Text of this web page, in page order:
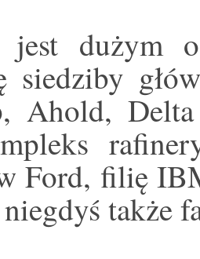
jest dużym
siedziby
Ahold,
Ford, filię
także